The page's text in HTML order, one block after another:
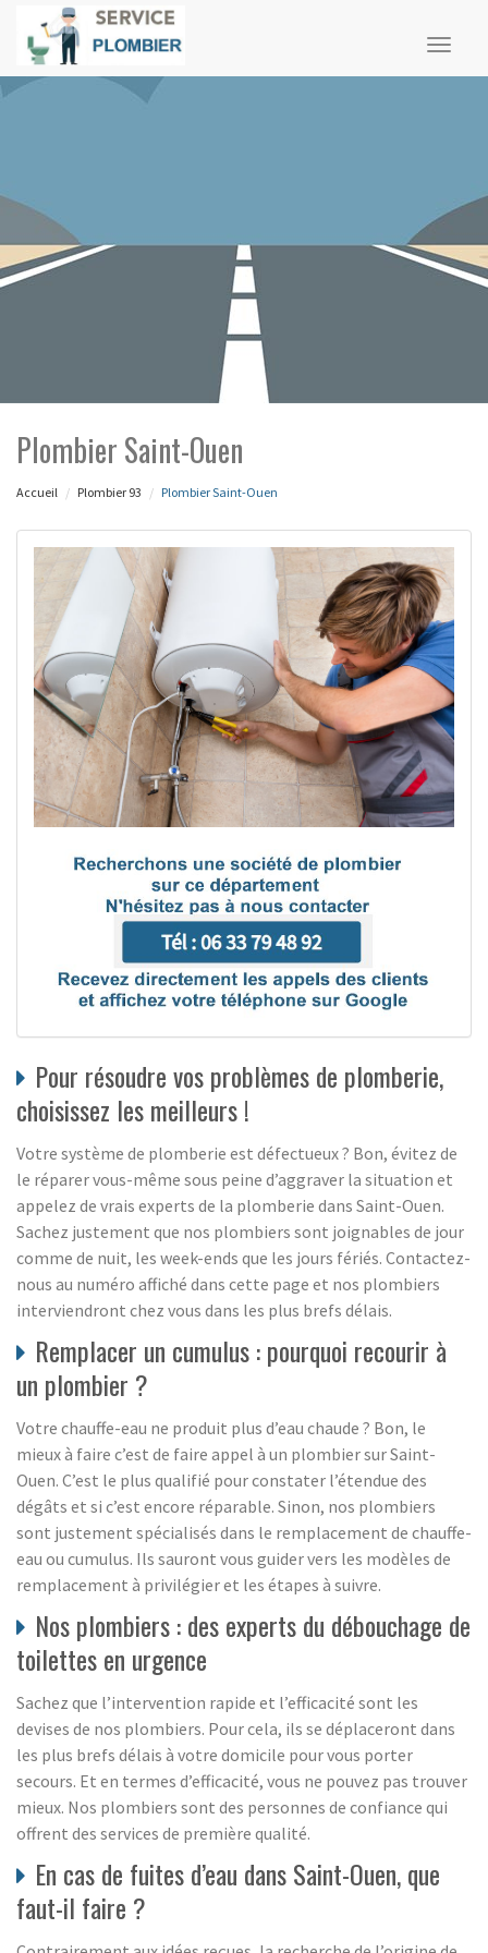
Plombier Saint-Ouen
Accueil Plombier 93 Plombier Saint-Ouen
Pour résoudre vos problèmes de plomberie,
choisissez les meilleurs !
Votre système de plomberie est défectueux ? Bon, évitez de
le réparer vous-même sous peine d’aggraver la situation et
appelez de vrais experts de la plomberie dans Saint-Ouen.
Sachez justement que nos plombiers sont joignables de jour
comme de nuit, les week-ends que les jours fériés. Contactez-
nous au numéro affiché dans cette page et nos plombiers
interviendront chez vous dans les plus brefs délais.
Remplacer un cumulus : pourquoi recourir à
un plombier ?
Votre chauffe-eau ne produit plus d’eau chaude ? Bon, le
mieux à faire c’est de faire appel à un plombier sur Saint-
Ouen. C’est le plus qualifié pour constater l’étendue des
dégâts et si c’est encore réparable. Sinon, nos plombiers
sont justement spécialisés dans le remplacement de chauffe-
eau ou cumulus. Ils sauront vous guider vers les modèles de
remplacement à privilégier et les étapes à suivre.
Nos plombiers : des experts du débouchage de
toilettes en urgence
Sachez que l’intervention rapide et l’efficacité sont les
devises de nos plombiers. Pour cela, ils se déplaceront dans
les plus brefs délais à votre domicile pour vous porter
secours. Et en termes d’efficacité, vous ne pouvez pas trouver
mieux. Nos plombiers sont des personnes de confiance qui
offrent des services de première qualité.
En cas de fuites d’eau dans Saint-Ouen, que
faut-il faire ?